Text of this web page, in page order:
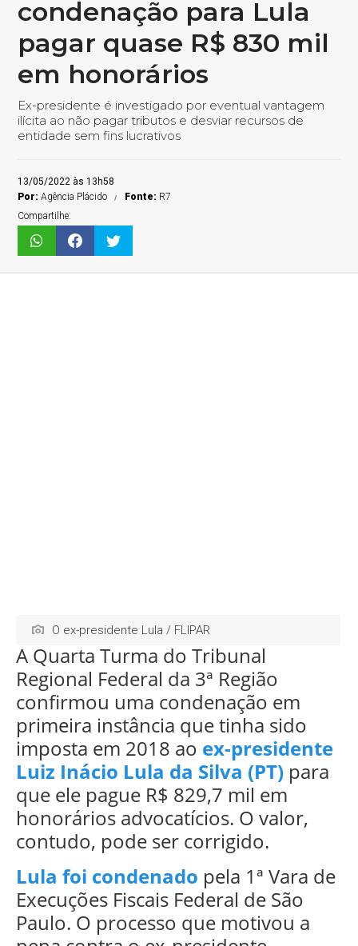
condenação para Lula
pagar quase R$ 830 mil
em honorários
Ex-presidente é investigado por eventual vantagem
ilícita ao não pagar tributos e desviar recursos de
entidade sem fins lucrativos
13/05/2022 às 13h58
Por: Agência Plácido Fonte: R7
Compartilhe:
O ex-presidente Lula / FLIPAR
A Quarta Turma do Tribunal
Regional Federal da 3ª Região
confirmou uma condenação em
primeira instância que tinha sido
imposta em 2018 ao ex-presidente
Luiz Inácio Lula da Silva (PT) para
que ele pague R$ 829,7 mil em
honorários advocatícios. O valor,
contudo, pode ser corrigido.
Lula foi condenado pela 1ª Vara de
Execuções Fiscais Federal de São
Paulo. O processo que motivou a